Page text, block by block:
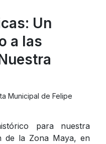
Un
a las
Municipal de Felipe
para nuestra
de la Zona Maya, en